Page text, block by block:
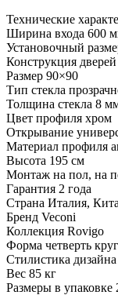
Технические
Ширина входа 600
Установочный
Конструкция
Размер 90×90
Тип стекла
Толщина стекла 8
Цвет профиля хром
Открывание
Материал профиля
Высота 195 см
Монтаж на пол, на
Гарантия 2 года
Страна Италия,
Бренд Veconi
Коллекция Rovigo
Форма четверть
Стилистика
Вес 85 кг
Размеры в